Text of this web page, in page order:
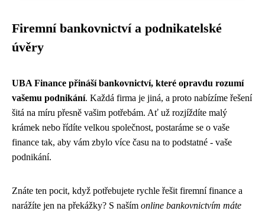
Firemní bankovnictví a podnikatelské
úvěry
UBA Finance přináší bankovnictví, které opravdu rozumí
vašemu podnikání. Každá firma je jiná, a proto nabízíme řešení
šitá na míru přesně vašim potřebám. Ať už rozjíždíte malý
krámek nebo řídíte velkou společnost, postaráme se o vaše
finance tak, aby vám zbylo více času na to podstatné - vaše
podnikání.
Znáte ten pocit, když potřebujete rychle řešit firemní finance a
narážíte jen na překážky? S naším online bankovnictvím máte